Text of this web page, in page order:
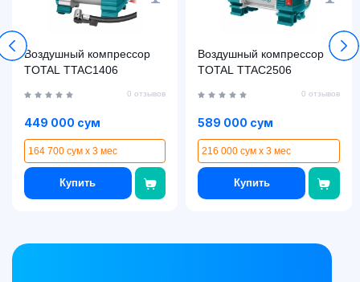
Воздушный компрессор
TOTAL TTAC1406
0 отзывов
449 000 сум
164 700 сум x 3 мес
Купить
Воздушный компрессор
TOTAL TTAC2506
0 отзывов
589 000 сум
216 000 сум x 3 мес
Купить